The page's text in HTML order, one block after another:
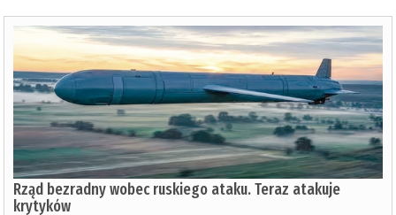
Rząd bezradny wobec ruskiego ataku. Teraz atakuje
krytyków